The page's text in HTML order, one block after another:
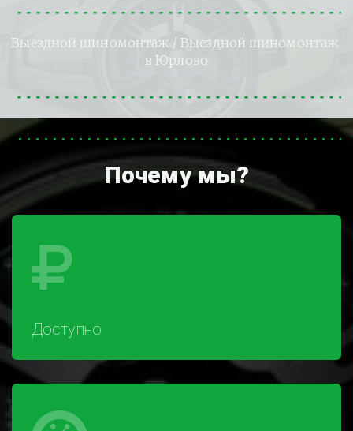
Выездной шиномонтаж / Выездной шиномонтаж
в Юрлово
Почему мы?
Доступно